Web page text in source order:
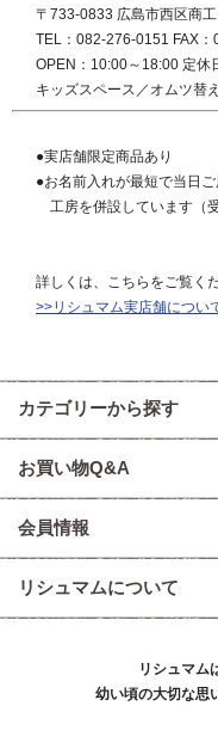
〒733-0833 広島市西区商
TEL：082-276-0151 FAX
OPEN：10:00～18:00 定休
キッズスペース／オムツ替
●実店舗限定商品あり
●お名前入れが最短で当日
工房を併設しています（
詳しくは、こちらをご覧くだ
>>リシュマム実店舗につい
カテゴリーから探す
お買い物Q&A
会員情報
リシュマムについて
リシュマム
幼い頃の大切な思